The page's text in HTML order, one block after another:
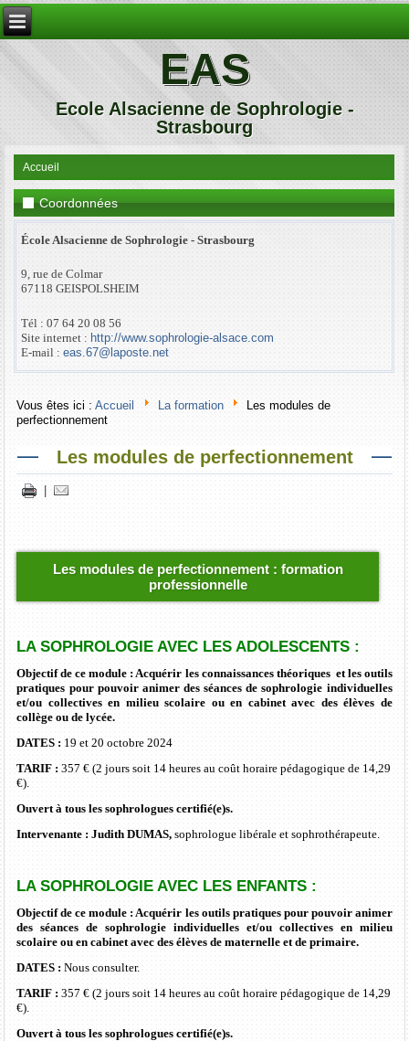
EAS
Ecole Alsacienne de Sophrologie -
Strasbourg
Accueil
Coordonnées
École Alsacienne de Sophrologie - Strasbourg
9, rue de Colmar
67118 GEISPOLSHEIM
Tél : 07 64 20 08 56
Site internet : http://www.sophrologie-alsace.com
E-mail :eas.67@laposte.net
Vous êtes ici :Accueil La formation
Les modules de
perfectionnement
Les modules de perfectionnement
|
Les modules de perfectionnement : formation
professionnelle
LA SOPHROLOGIE AVEC LES ADOLESCENTS :
Objectif de ce module : Acquérir les connaissances théoriques et les outils
pratiques pour pouvoir animer des séances de sophrologie individuelles
et/ou collectives en milieu scolaire ou en cabinet avec des élèves de
collège ou de lycée.
DATES : 19 et 20 octobre 2024
TARIF :357 € (2 jours soit 14 heures au coût horaire pédagogique de 14,29
€).
Ouvert à tous les sophrologues certifié(e)s.
Intervenante : Judith DUMAS,sophrologue libérale et sophrothérapeute.
LA SOPHROLOGIE AVEC LES ENFANTS :
Objectif de ce module : Acquérir les outils pratiques pour pouvoir animer
des séances de sophrologie individuelles et/ou collectives en milieu
scolaire ou en cabinet avec des élèves de maternelle et de primaire.
DATES :Nous consulter.
TARIF : 357 € (2 jours soit 14 heures aucoût horaire pédagogique de 14,29
€).
Ouvert à tous les sophrologues certifié(e)s.